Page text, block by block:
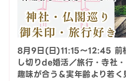
8月9日(日)11:15〜12:45
し切りde婚活／旅行・寺社
趣味が合う＆実年齢より若く